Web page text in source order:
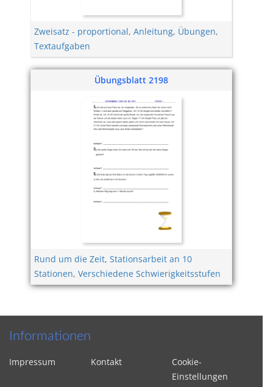
Zweisatz - proportional, Anleitung, Übungen,
Textaufgaben
Übungsblatt 2198
Rund um die Zeit, Stationsarbeit an 10
Stationen, Verschiedene Schwierigkeitsstufen
Informationen
Impressum Kontakt
Cookie-
Einstellungen